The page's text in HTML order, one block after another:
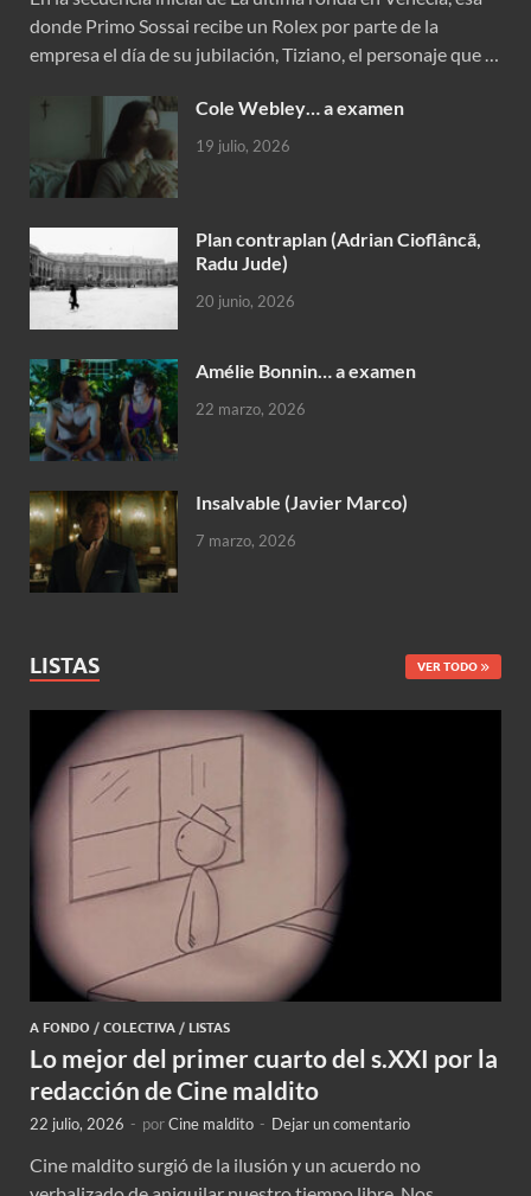
donde Primo Sossai recibe un Rolex por parte de la
empresa el día de su jubilación, Tiziano, el personaje que …
Cole Webley… a examen
19 julio, 2026
Plan contraplan (Adrian Cioflâncã,
Radu Jude)
20 junio, 2026
Amélie Bonnin… a examen
22 marzo, 2026
Insalvable (Javier Marco)
7 marzo, 2026
LISTAS VER TODO
A FONDO / COLECTIVA / LISTAS
Lo mejor del primer cuarto del s.XXI por la
redacción de Cine maldito
22 julio, 2026 - porCine maldito - Dejar un comentario
Cine maldito surgió de la ilusión y un acuerdo no